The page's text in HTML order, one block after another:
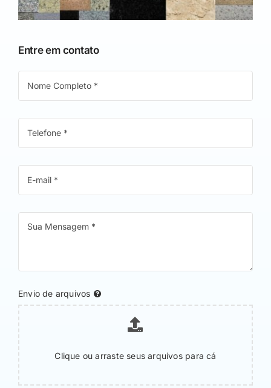
Entre em contato
Envio de arquivos
Clique ou arraste seus arquivos para cá